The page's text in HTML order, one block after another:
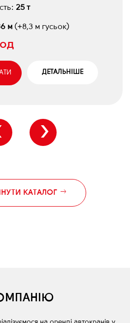
25 т
м (+8,3 м гусьок)
ДЕТАЛЬНІШЕ
›
КАТАЛОГ